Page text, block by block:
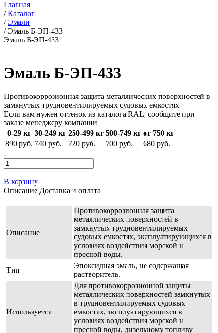
Главная
/Каталог
/Эмали
/Эмаль Б-ЭП-433
Эмаль Б-ЭП-433
Эмаль Б-ЭП-433
Противокоррозионная защита металлических поверхностей в
замкнутых трудновентилируемых судовых емкостях
Если вам нужен оттенок из каталога RAL, сообщите при
заказе менеджеру компании
0-29 кг 30-249 кг 250-499 кг 500-749 кг от 750 кг
890 руб. 740 руб. 720 руб. 700 руб.
680 руб.
-
+
В корзину
Описание Доставка и оплата
Описание
Противокоррозионная защита
металлических поверхностей в
замкнутых трудновентилируемых
судовых емкостях, эксплуатирующихся в
условиях воздействия морской и
пресной воды.
Тип
Эпоксидная эмаль, не содержащая
растворитель.
Используется
Для противокоррозионной защиты
металлических поверхностей замкнутых
в трудновентилируемых судовых
емкостях, эксплуатирующихся в
условиях воздействия морской и
пресной воды, дизельному топливу